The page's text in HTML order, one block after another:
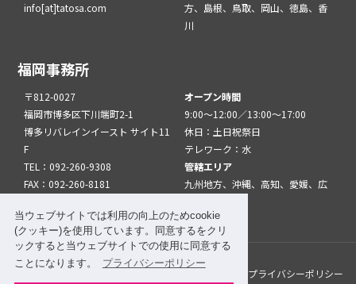
当ウェブサイトでは利用の向上のためcookie
(クッキー)を使用しています。同意するをクリ
ックすると当ウェブサイトでの使用に同意する
ことになります。
プライバシーポリシー
info[at]tatosa.com
方、島根、鳥取、岡山、徳島、香
川
福岡事務所
〒812-0027
福岡市博多区下川端町2-1
博多リバレインイースト サイト11
F
TEL：092-260-9308
FAX：092-260-8181
オープン時間
9:00～12:00／13:00～17:00
休日：土日祝祭日
テレワーク：水
管轄エリア
九州地方、沖縄、高知、愛媛、広
このサイトについて プライバシーポリシー